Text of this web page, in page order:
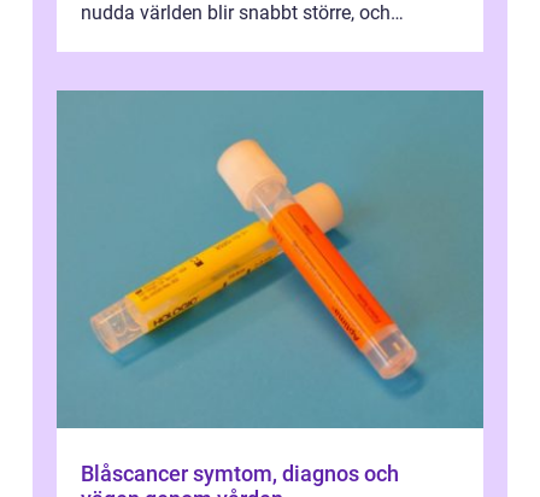
nudda världen blir snabbt större, och
Blåscancer symtom, diagnos och